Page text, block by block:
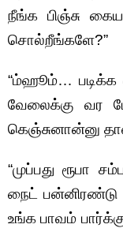
நீங்க பிஞ்சு
சொல்றீங்களே?”
“ம்ஹூம்…
வேலைக்கு வர
கெஞ்சுனான்னு
“முப்பது ரூபா
நைட்
உங்க பாவம்